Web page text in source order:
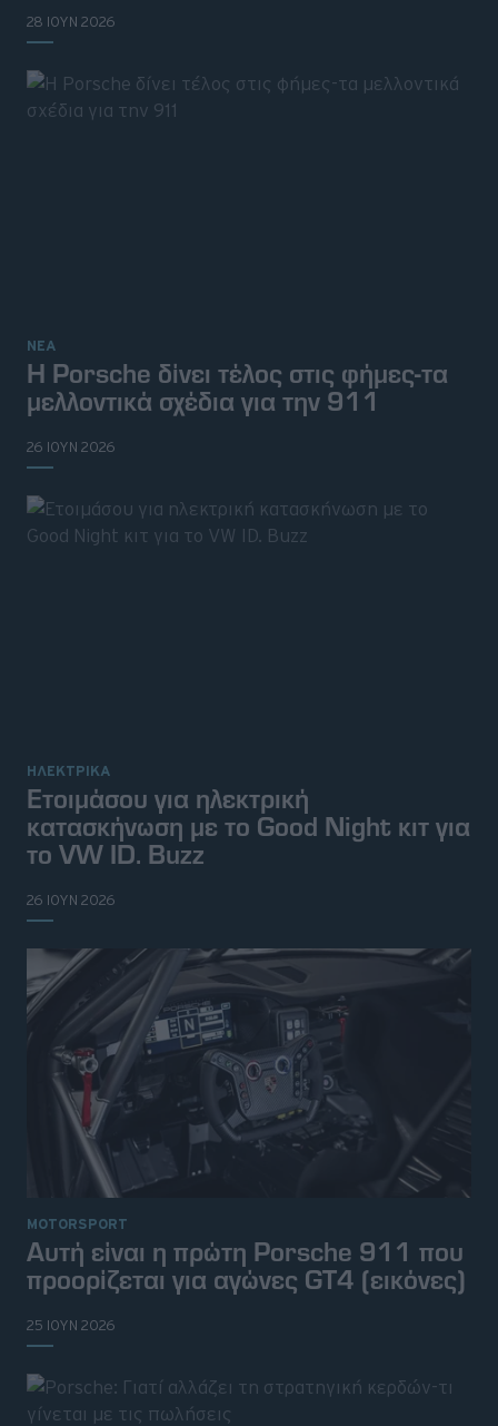
28 ΙΟΥΝ 2026
ΝΕΑ
Η Porsche δίνει τέλος στις φήμες-τα
μελλοντικά σχέδια για την 911
26 ΙΟΥΝ 2026
ΗΛΕΚΤΡΙΚΑ
Ετοιμάσου για ηλεκτρική
κατασκήνωση με το Good Night κιτ για
το VW ID. Buzz
26 ΙΟΥΝ 2026
MOTORSPORT
Αυτή είναι η πρώτη Porsche 911 που
προορίζεται για αγώνες GT4 (εικόνες)
25 ΙΟΥΝ 2026
© 2026 Topgear
Διαφημιστείτε
Όροι Χρήσης - Πολιτική Απορρήτου